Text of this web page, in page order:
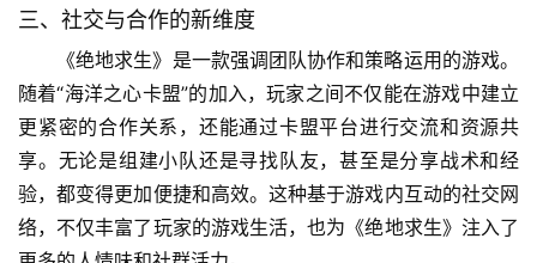
三、社交与合作的新维度
《绝地求生》是一款强调团队协作和策略运用的游戏。
随着“海洋之心卡盟”的加入，玩家之间不仅能在游戏中建立
更紧密的合作关系，还能通过卡盟平台进行交流和资源共
享。无论是组建小队还是寻找队友，甚至是分享战术和经
验，都变得更加便捷和高效。这种基于游戏内互动的社交网
络，不仅丰富了玩家的游戏生活，也为《绝地求生》注入了